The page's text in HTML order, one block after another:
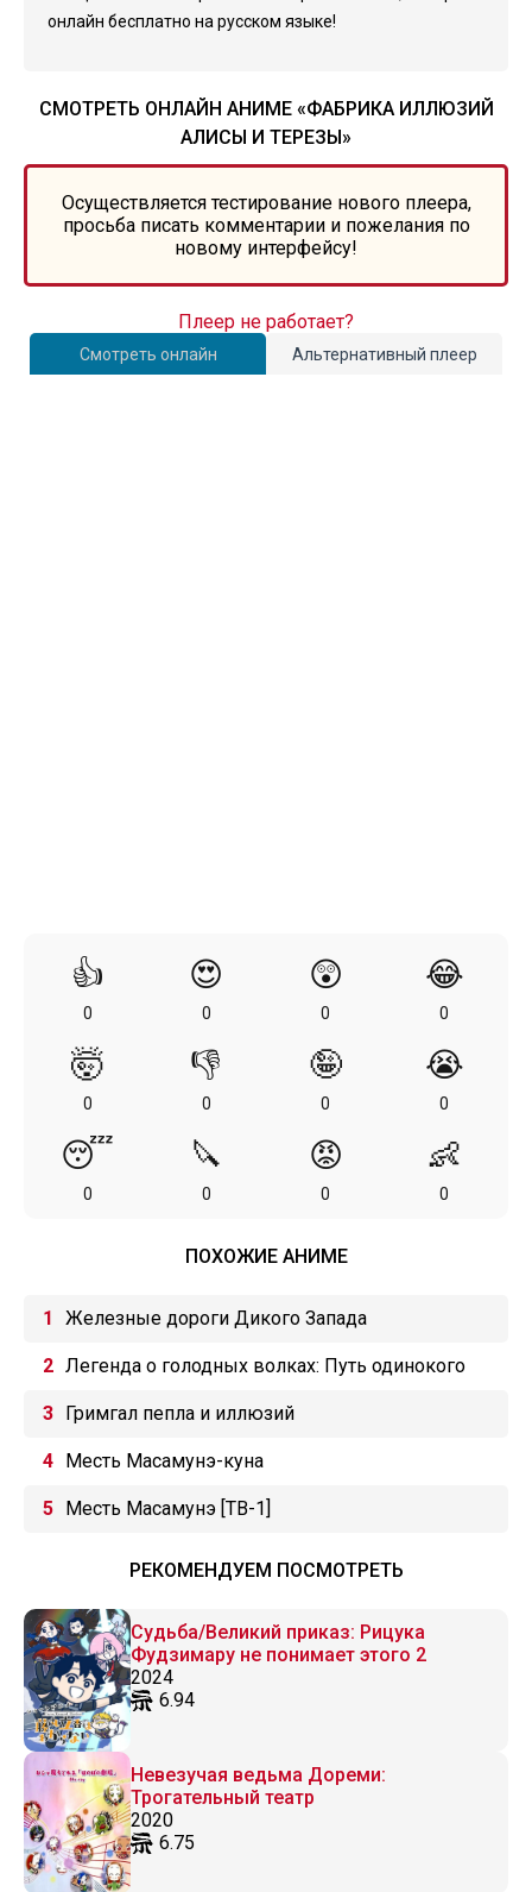
онлайн бесплатно на русском языке!
СМОТРЕТЬ ОНЛАЙН АНИМЕ «ФАБРИКА ИЛЛЮЗИЙ
АЛИСЫ И ТЕРЕЗЫ»
Осуществляется тестирование нового плеера,
просьба писать комментарии и пожелания по
новому интерфейсу!
Смотреть онлайн Альтернативный плеер
Плеер не работает?
👍
0
😍
0
😲
0
😂
0
🤯
0
👎
0
🤪
0
😭
0
😴
0
🔪
0
😡
0
👶
0
ПОХОЖИЕ АНИМЕ
Железные дороги Дикого Запада
Легенда о голодных волках: Путь одинокого
волка
Гримгал пепла и иллюзий
Месть Масамунэ-куна
Месть Масамунэ [ТВ-1]
РЕКОМЕНДУЕМ ПОСМОТРЕТЬ
Судьба/Великий приказ: Рицука
Фудзимару не понимает этого 2
2024
6.94
Невезучая ведьма Дореми:
Трогательный театр
2020
6.75